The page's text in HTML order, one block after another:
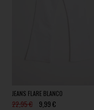
JEANS FLARE BLANCO
22,95 € 9,99 €